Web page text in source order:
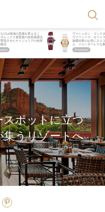
なのは地域の意識を変えるこ
ロレックス賞受賞の自然保護活
実現させたナイジェリアの自然
復活
ヴァシュロン・コンス
ヴァーシーズ・オート
旅愛好家のお気に入り
ら、ジェンダーレスな
ポットに立つ
うリゾートへ